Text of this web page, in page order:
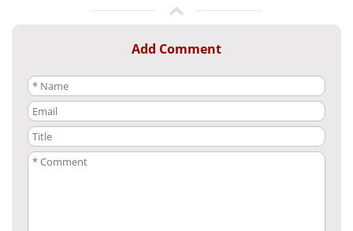
Add Comment